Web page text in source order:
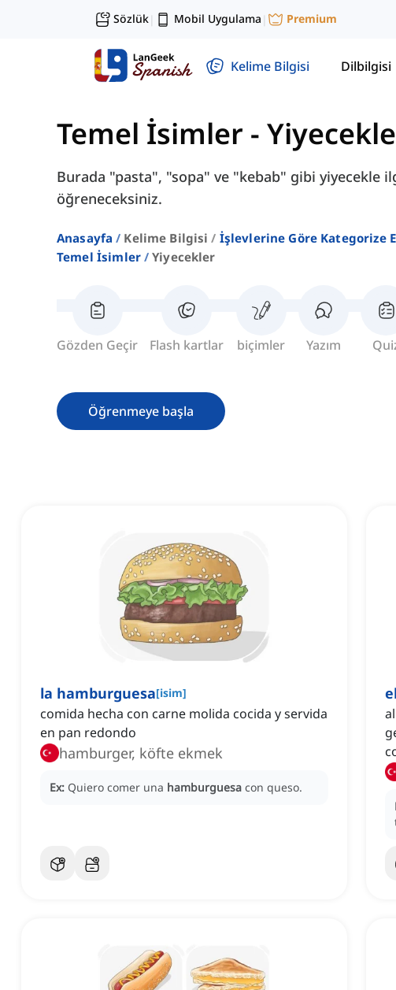
Sözlük| Mobil Uygulama | Premium
Kelime Bilgisi Dilbilgisi
Temel İsimler -
Burada "pasta", "sopa" ve "kebab" gibi yiyecekle
öğreneceksiniz.
Anasayfa Kelime Bilgisi
İşlevlerine Göre Kategorize
Temel İsimler
Yiyecekler
Gözden Geçir Flash kartlar biçimler Yazım
Öğrenmeye başla
la hamburguesa[isim]
comida hecha con carne molida cocida y servida
en pan redondo
hamburger, köfte ekmek
Ex: Quiero comer una hamburguesa con queso.